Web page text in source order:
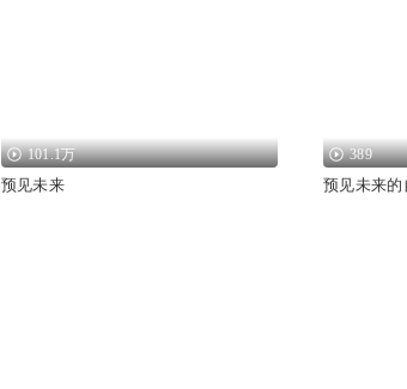
101.1万
预见未来
389
预见未来的